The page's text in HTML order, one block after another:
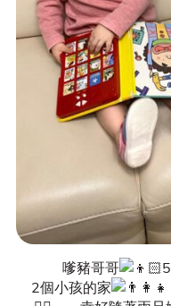
嗲豬哥哥
2個小孩的家